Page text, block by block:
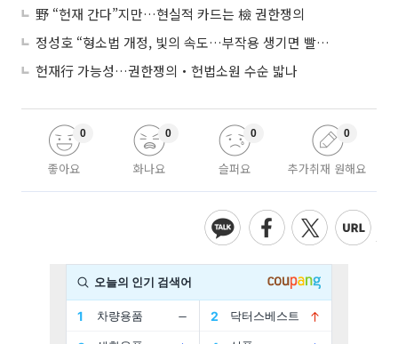
野 “헌재 간다”지만…현실적 카드는 檢 권한쟁의
정성호 “형소법 개정, 빛의 속도…부작용 생기면 빨리 고쳐야”
헌재行 가능성…권한쟁의‧헌법소원 수순 밟나
좋아요
0
화나요
0
슬퍼요
0
추가취재 원해요
0